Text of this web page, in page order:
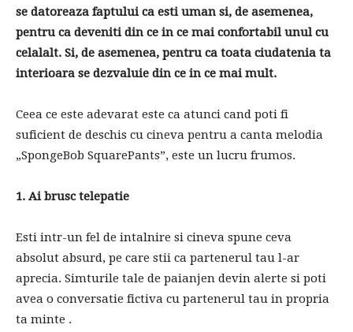
se datoreaza faptului ca esti uman si, de asemenea,
pentru ca deveniti din ce in ce mai confortabil unul cu
celalalt. Si, de asemenea, pentru ca toata ciudatenia ta
interioara se dezvaluie din ce in ce mai mult.
Ceea ce este adevarat este ca atunci cand poti fi
suficient de deschis cu cineva pentru a canta melodia
„SpongeBob SquarePants”, este un lucru frumos.
1. Ai brusc telepatie
Esti intr-un fel de intalnire si cineva spune ceva
absolut absurd, pe care stii ca partenerul tau l-ar
aprecia. Simturile tale de paianjen devin alerte si poti
avea o conversatie fictiva cu partenerul tau in propria
ta minte .